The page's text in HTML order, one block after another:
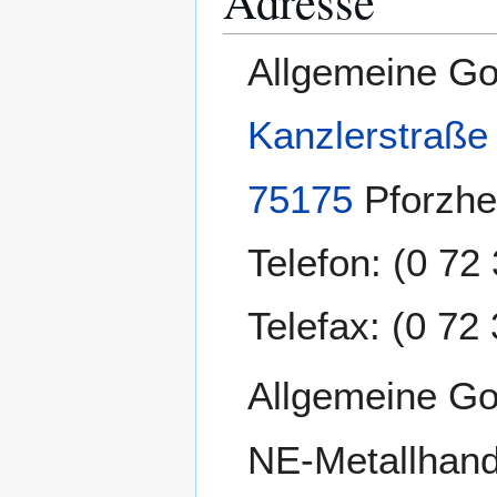
Allgemeine
Kanzlerstraße
75175
Telefon: (0 72
Telefax: (0 72
Allgemeine
NE-